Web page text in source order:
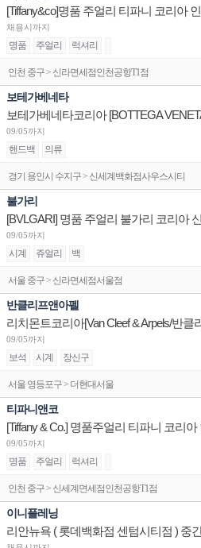
채용시까지
명품 주얼리 럭셔리
인천 중구 > 신라면세점인천공항T1점
보테가베네타
09/05까지
핸드백 의류
경기 용인시 수지구 > 신세계백화점사우스시티
불가리
09/05까지
시계 쥬얼리 백
서울 중구 > 신라면세점서울점
반클리프앤아펠
09/05까지
보석 시계 장신구
서울 영등포구 > 더현대서울
티파니앤코
09/05까지
명품 주얼리 럭셔리
인천 중구 > 신세계면세점인천공항T1점
이니플레닝
리안뉴욕 ( 롯데백화점 센텀시티점 ) 중